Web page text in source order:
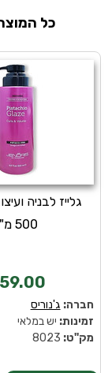
כל
גלייז לבניה
500 מ"ל
חברה: ג'נוריס
זמינות: יש במלאי
מק''ט: